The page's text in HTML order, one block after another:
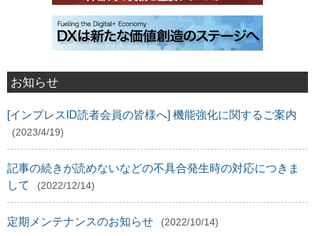
お知らせ
[インプレスID読者会員の皆様へ] 機能強化に関するご案内
(2023/4/19)
記事の続きが読めないなどの不具合発生時の対応につきま
して
(2022/12/14)
定期メンテナンスのお知らせ (2022/10/14)